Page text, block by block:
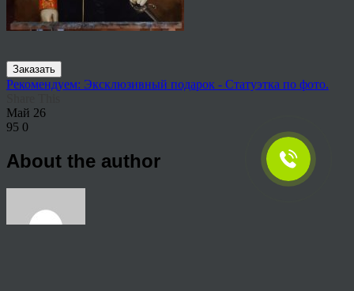
Заказать
Рекомендуем: Эксклюзивный подарок - Статуэтка по фото.
Май 26
95 0
About the author